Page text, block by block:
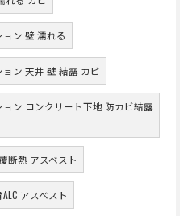
ン 壁 濡れる
ン 天井 壁 結露 カビ
ョン コンクリート下地 防カビ結露
断熱 アスベスト
アスベスト